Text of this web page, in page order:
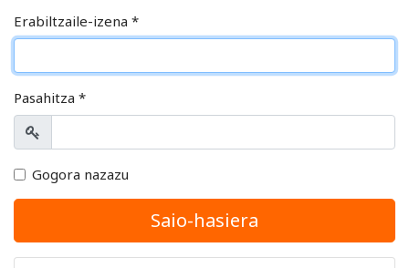
Erabiltzaile-izena *
Pasahitza *
Erakutsi
Gogora nazazu
Saio-hasiera